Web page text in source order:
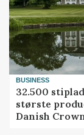
BUSINESS
32.500
største
Danish Crown